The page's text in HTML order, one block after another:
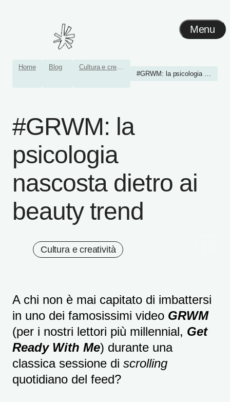
Menu
Home Blog
Cultura e creatività
#GRWM: la psicologia nasco...
#GRWM: la
psicologia
nascosta dietro ai
beauty trend
Cultura e creatività
A chi non è mai capitato di imbattersi
in uno dei famosissimi video GRWM
(per i nostri lettori più millennial, Get
Ready With Me) durante una
classica sessione di scrolling
quotidiano del feed?